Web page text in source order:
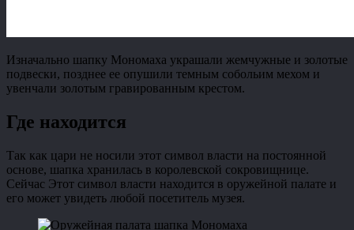
Изначально шапку Мономаха украшали жемчужные и золотые
подвески, позднее ее опушили темным собольим мехом и
увенчали золотым гравированным крестом.
Где находится
Так как цари не носили этот символ власти на постоянной
основе, шапка хранилась в королевской сокровищнице.
Сейчас Этот символ власти находится в оружейной палате и
его может увидеть любой посетитель музея.